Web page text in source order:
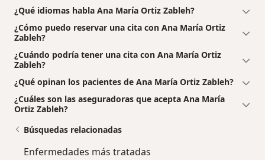
¿Qué idiomas habla Ana María Ortiz Zableh?
¿Cómo puedo reservar una cita con Ana María Ortiz
Zableh?
¿Cuándo podría tener una cita con Ana María Ortiz
Zableh?
¿Qué opinan los pacientes de Ana María Ortiz Zableh?
¿Cuáles son las aseguradoras que acepta Ana María
Ortiz Zableh?
Búsquedas relacionadas
Enfermedades más tratadas